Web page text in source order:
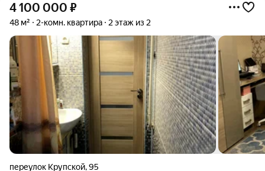
4 100 000 ₽
48 м² 2-комн. квартира 2 этаж из 2
переулок Крупской,95